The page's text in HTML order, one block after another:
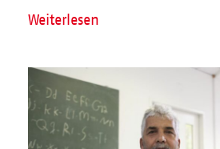
Weiterlesen